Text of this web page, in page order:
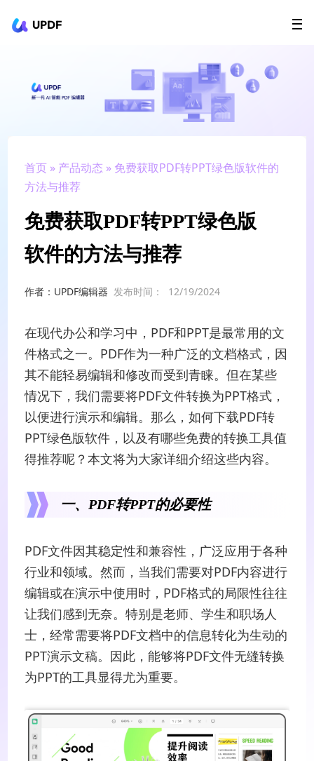
UPDF
AI Agents
政企采购
升级会员
首页 » 产品动态 » 免费获取PDF转PPT绿色版软件的
方法与推荐
免费获取PDF转PPT绿色版
软件的方法与推荐
作者：UPDF编辑器 发布时间： 12/19/2024
在现代办公和学习中，PDF和PPT是最常用的文
件格式之一。PDF作为一种广泛的文档格式，因
其不能轻易编辑和修改而受到青睐。但在某些
情况下，我们需要将PDF文件转换为PPT格式，
以便进行演示和编辑。那么，如何下载PDF转
PPT绿色版软件，以及有哪些免费的转换工具值
得推荐呢？本文将为大家详细介绍这些内容。
一、PDF转PPT的必要性
PDF文件因其稳定性和兼容性，广泛应用于各种
行业和领域。然而，当我们需要对PDF内容进行
编辑或在演示中使用时，PDF格式的局限性往往
让我们感到无奈。特别是老师、学生和职场人
士，经常需要将PDF文档中的信息转化为生动的
PPT演示文稿。因此，能够将PDF文件无缝转换
为PPT的工具显得尤为重要。